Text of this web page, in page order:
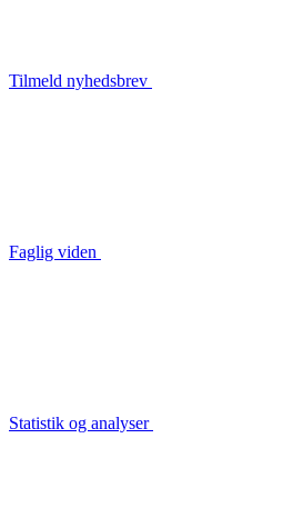
Tilmeld nyhedsbrev
Faglig viden
Statistik og analyser